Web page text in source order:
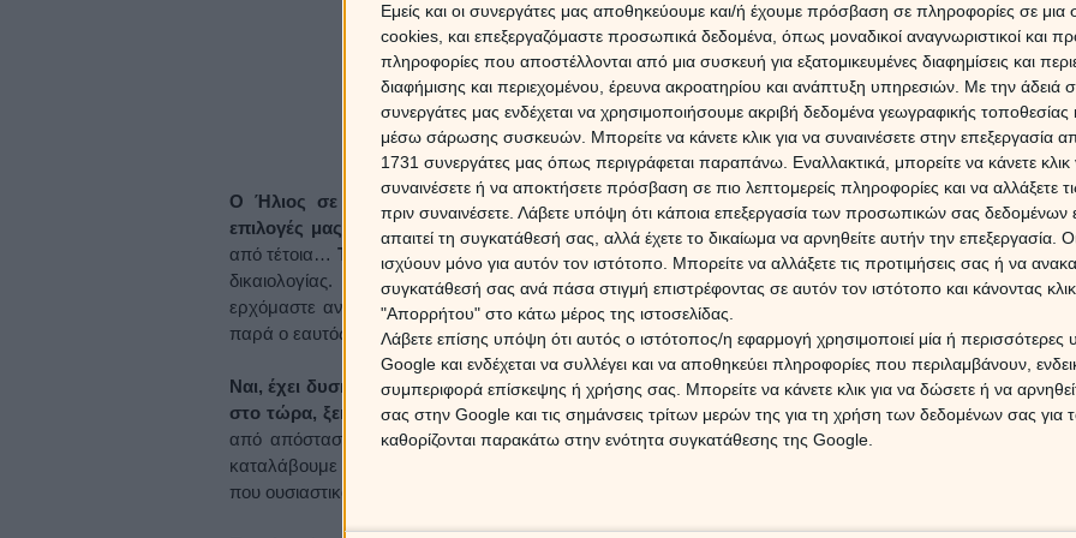
Εμείς και οι συνεργάτες μας αποθηκεύουμε και/ή έχουμε πρόσβαση σε πληροφορίες σε
cookies, και επεξεργαζόμαστε προσωπικά δεδομένα, όπως μοναδικοί αναγνωριστικοί και
πληροφορίες που αποστέλλονται από μια συσκευή για εξατομικευμένες διαφημίσεις και
διαφήμισης και περιεχομένου, έρευνα ακροατηρίου και ανάπτυξη υπηρεσιών. Με την άδειά
συνεργάτες μας ενδέχεται να χρησιμοποιήσουμε ακριβή δεδομένα γεωγραφικής τοποθεσίας
μέσω σάρωσης συσκευών. Μπορείτε να κάνετε κλικ για να συναινέσετε στην επεξεργασία
1731 συνεργάτες μας όπως περιγράφεται παραπάνω. Εναλλακτικά, μπορείτε να κάνετε κλικ
συναινέσετε ή να αποκτήσετε πρόσβαση σε πιο λεπτομερείς πληροφορίες και να αλλάξετε
πριν συναινέσετε. Λάβετε υπόψη ότι κάποια επεξεργασία των προσωπικών σας δεδομένων
απαιτεί τη συγκατάθεσή σας, αλλά έχετε το δικαίωμα να αρνηθείτε αυτήν την επεξεργασία.
ισχύουν μόνο για αυτόν τον ιστότοπο. Μπορείτε να αλλάξετε τις προτιμήσεις σας ή να
συγκατάθεσή σας ανά πάσα στιγμή επιστρέφοντας σε αυτόν τον ιστότοπο και κάνοντας
"Απορρήτου" στο κάτω μέρος της ιστοσελίδας.
Λάβετε επίσης υπόψη ότι αυτός ο ιστότοπος/η εφαρμογή χρησιμοποιεί μία ή περισσότερες
Google και ενδέχεται να συλλέγει και να αποθηκεύει πληροφορίες που περιλαμβάνουν,
συμπεριφορά επίσκεψης ή χρήσης σας. Μπορείτε να κάνετε κλικ για να δώσετε ή να
σας στην Google και τις σημάνσεις τρίτων μερών της για τη χρήση των δεδομένων σας
καθορίζονται παρακάτω στην ενότητα συγκατάθεσης της Google.
Το τετράγωνο Ήλιου-Κρόνου
Ο Ήλιος σε τετράγωνο με τον Κρόνο σήμερα και βρισκόμαστε αντιμέτωποι με τις
επιλογές μας , συνειδητά ή ασυνείδητα, μια και ο ‘‘παππούς’’ του ζωδιακού δεν καταλαβαίνει
από τέτοια… Το έκανες; Θα το πληρώσεις
, είναι η απάντησή του, χωρίς να επιδέχεται καμίας
δικαιολογίας. Κι εδώ συνειδητοποιούμε –συνήθως – μέσα από τις δυσκολίες με τις οποίες
ερχόμαστε αντιμέτωποι, πως ο μοναδικός και καθ’ όλα υπεύθυνος δεν είναι κανένας άλλος
παρά ο εαυτός μας, αυτός που οδηγεί το όχημα της ζωής μας…
Ναι, έχει δυσκολία τόσο η ημέρα, όσο και οι επόμενες, μια και η όψη δεν εξαντλείται μόνο
στο τώρα, ξεκαθαρίζοντας το τοπίο συχνά με σκληρό τρόπο, αλλά ουσιαστικό!Αν δούμε
από απόσταση όλες τις περιόδους, που το άγγιγμα του Κρόνου ‘‘έπιασε’’ τις ζωές μας, θα
καταλάβουμε πως ναι, μπορεί να υπάρχει δυσκολία, όμως ήταν αυτό που έπρεπε να γίνει και
που ουσιαστικά δεν είχαμε το θάρρος να το ξεκαθαρίσουμε μόνοι μας!
16
Άρης
6
Η
τον